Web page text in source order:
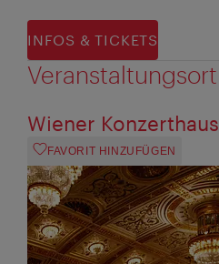
INFOS & TICKETS
Veranstaltungsort
Wiener Konzerthaus
FAVORIT HINZUFÜGEN